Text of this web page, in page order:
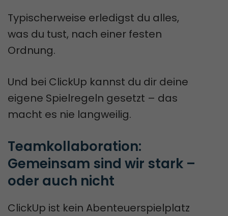
Typischerweise erledigst du alles,
was du tust, nach einer festen
Ordnung.
Und bei ClickUp kannst du dir deine
eigene Spielregeln gesetzt – das
macht es nie langweilig.
Teamkollaboration:
Gemeinsam sind wir stark –
oder auch nicht
ClickUp ist kein Abenteuerspielplatz